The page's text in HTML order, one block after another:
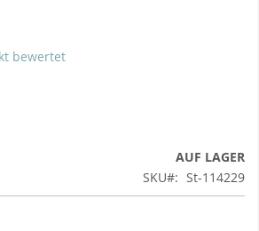
bewertet
AUF LAGER
SKU
St-114229